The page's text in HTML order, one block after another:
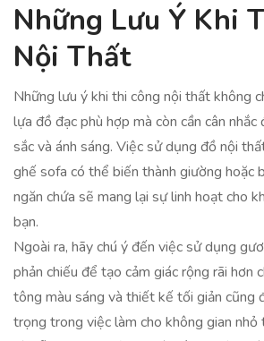
Những Lưu Ý Khi
Nội Thất
Những lưu ý khi thi công nội thất không
lựa đồ đạc phù hợp mà còn cần cân nhắc
sắc và ánh sáng. Việc sử dụng đồ nội
ghế sofa có thể biến thành giường hoặc
ngăn chứa sẽ mang lại sự linh hoạt cho
bạn.
Ngoài ra, hãy chú ý đến việc sử dụng
phản chiếu để tạo cảm giác rộng rãi hơn
tông màu sáng và thiết kế tối giản cũng
trọng trong việc làm cho không gian